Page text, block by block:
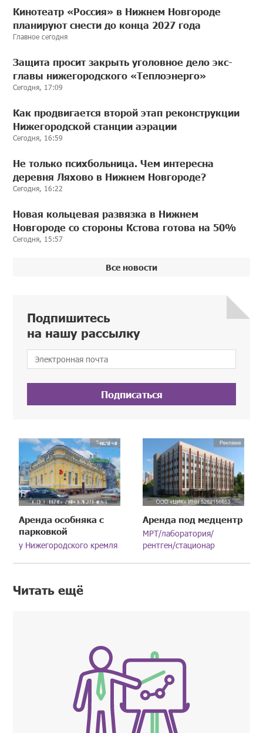
Кинотеатр «Россия» в Нижнем Новгороде
планируют снести до конца 2027 года
Главное сегодня
Защита просит закрыть уголовное дело экс-
главы нижегородского «Теплоэнерго»
Сегодня, 17:09
Как продвигается второй этап реконструкции
Нижегородской станции аэрации
Сегодня, 16:59
Не только психбольница. Чем интересна
деревня Ляхово в Нижнем Новгороде?
Сегодня, 16:22
Новая кольцевая развязка в Нижнем
Новгороде со стороны Кстова готова на 50%
Сегодня, 15:57
Все новости
Подпишитесь
на нашу рассылку
Подписаться
Аренда особняка с
парковкой
у Нижегородского кремля
Аренда под медцентр
МРТ/лаборатория/
рентген/стационар
Читать ещё